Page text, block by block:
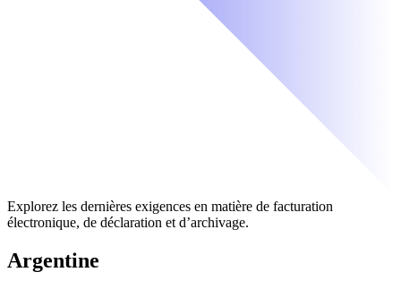
Explorez les dernières exigences en matière de facturation
électronique, de déclaration et d’archivage.
Argentine